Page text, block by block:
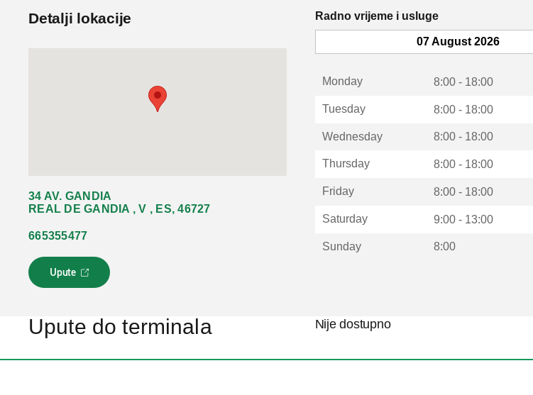
Detalji lokacije
34 AV. GANDIA
REAL DE GANDIA , V , ES, 46727
665355477
Upute
L
i
s
o
Radno vrijeme i usluge
07 August 2026
Monday 8:00 - 18:00
Tuesday 8:00 - 18:00
Wednesday 8:00 - 18:00
Thursday 8:00 - 18:00
Friday 8:00 - 18:00
Saturday 9:00 - 13:00
Sunday 8:00
Upute do terminala Nije dostupno